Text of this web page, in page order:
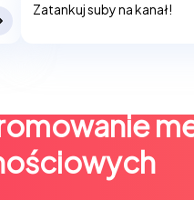
Zatankuj suby na kanał!